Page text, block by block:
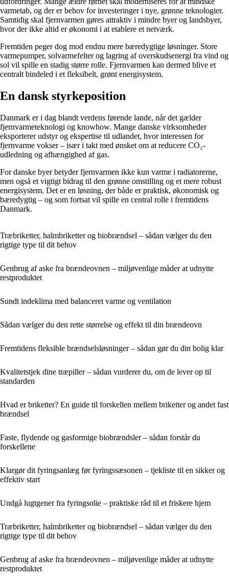
varmetab, og der er behov for investeringer i nye, grønne teknologier.
Samtidig skal fjernvarmen gøres attraktiv i mindre byer og landsbyer,
hvor der ikke altid er økonomi i at etablere et netværk.
Fremtiden peger dog mod endnu mere bæredygtige løsninger. Store
varmepumper, solvarmefelter og lagring af overskudsenergi fra vind og
sol vil spille en stadig større rolle. Fjernvarmen kan dermed blive et
centralt bindeled i et fleksibelt, grønt energisystem.
En dansk styrkeposition
Danmark er i dag blandt verdens førende lande, når det gælder
fjernvarmeteknologi og knowhow. Mange danske virksomheder
eksporterer udstyr og ekspertise til udlandet, hvor interessen for
fjernvarme vokser – især i takt med ønsket om at reducere CO₂-
udledning og afhængighed af gas.
For danske byer betyder fjernvarmen ikke kun varme i radiatorerne,
men også et vigtigt bidrag til den grønne omstilling og et mere robust
energisystem. Det er en løsning, der både er praktisk, økonomisk og
bæredygtig – og som fortsat vil spille en central rolle i fremtidens
Danmark.
Træbriketter, halmbriketter og biobrændsel – sådan vælger du den
rigtige type til dit behov
Genbrug af aske fra brændeovnen – miljøvenlige måder at udnytte
restproduktet
Sundt indeklima med balanceret varme og ventilation
Sådan vælger du den rette størrelse og effekt til din brændeovn
Fremtidens fleksible brændselsløsninger – sådan gør du din bolig klar
Kvalitetstjek dine træpiller – sådan vurderer du, om de lever op til
standarden
Hvad er briketter? En guide til forskellen mellem briketter og andet fast
brændsel
Faste, flydende og gasformige biobrændsler – sådan forstår du
forskellene
Klargør dit fyringsanlæg før fyringssæsonen – tjekliste til en sikker og
effektiv start
Undgå lugtgener fra fyringsolie – praktiske råd til et friskere hjem
Træbriketter, halmbriketter og biobrændsel – sådan vælger du den
rigtige type til dit behov
Genbrug af aske fra brændeovnen – miljøvenlige måder at udnytte
restproduktet